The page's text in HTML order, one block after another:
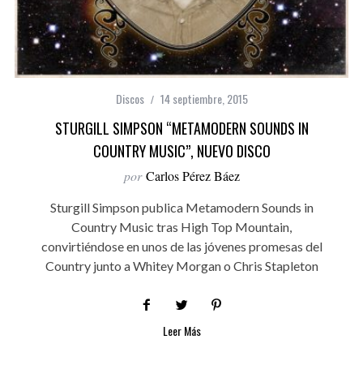
Discos 14 septiembre, 2015
STURGILL SIMPSON “METAMODERN SOUNDS IN
COUNTRY MUSIC”, NUEVO DISCO
por Carlos Pérez Báez
Sturgill Simpson publica Metamodern Sounds in
Country Music tras High Top Mountain,
convirtiéndose en unos de las jóvenes promesas del
Country junto a Whitey Morgan o Chris Stapleton
Leer Más